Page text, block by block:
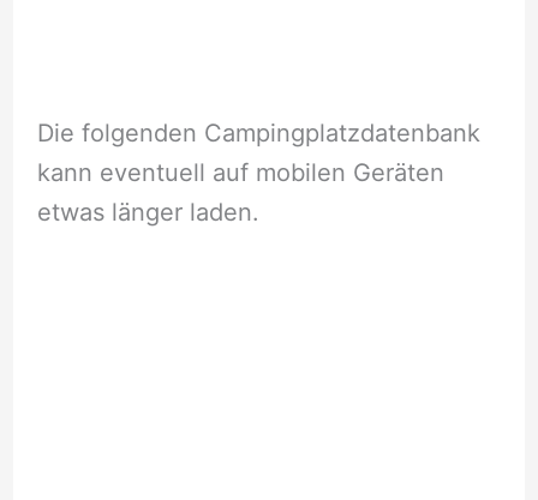
Die folgenden Campingplatzdatenbank
kann eventuell auf mobilen Geräten
etwas länger laden.